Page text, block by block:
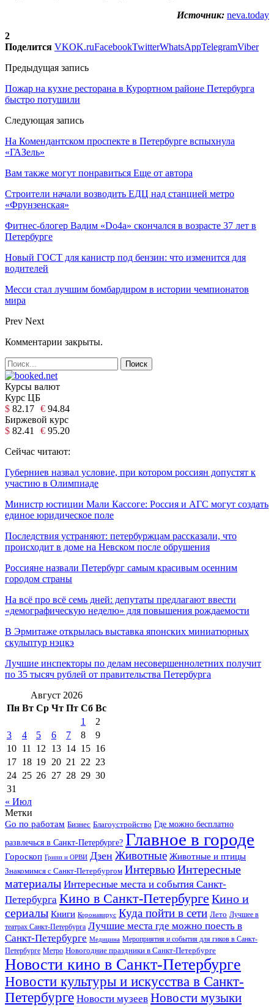
Источник: neva.today
2
Поделится VKOK.ruFacebookTwitterWhatsAppTelegramViber
Предыдущая запись
Пожар на кухне ресторана в Курортном районе Петербурга
быстро потушили
Следующая запись
На Комендантском проспекте в Петербурге вспыхнула
«ГАЗель»
Вам также могут понравиться Еще от автора
Строители начали возводить ЕДЦ над станцией метро
«Фрунзенская»
Фитнес-блогер Вадим «Do4a» скончался в возрасте 37 лет в
Петербурге
Новый ГОСТ для канистр под бензин: что изменится для
водителей
Месси стал лучшим бомбардиром в истории чемпионатов
мира
Prev Next
Комментарии закрыты.
Курсы валют
Курс ЦБ
$ 82.17 € 94.84
Биржевой курс
$ 82.41 € 95.20
Сейчас читают:
Губерниев назвал условие, при котором россиян допустят к
участию в Олимпиаде
Министр юстиции Мали Кассоге: Россия и АГС могут создать
единое юридическое поле
Последствия устраняют: петербуржцам рассказали, что
происходит в доме на Невском после обрушения
Россияне назвали Петербург самым красивым осенним
городом страны
На всё про всё семь дней: депутаты предлагают ввести
«демографическую неделю» для повышения рождаемости
В Эрмитаже открылась выставка японских миниатюрных
скульптур нэцкэ
Лучшие инспекторы по делам несовершеннолетних получит
по 35 тысяч рублей от правительства Петербурга
Август 2026
Пн Вт Ср Чт Пт Сб Вс
1
2
3
4 5 6 7 8
9
10 11 12 13 14 15 16
17 18 19 20 21 22 23
24 25 26 27 28 29 30
31
« Июл
Метки
Go по работам Бизнес Благоустройство Где можно бесплатно
развлечься в Санкт-Петербурге? Главное в городе
Гороскоп Грипп и ОРВИ Дзен Животные Животные и птицы
Знакомимся с Санкт-Петербургом ИнтервьюИнтересные
материалы Интересные места и события Санкт-
Петербурга Кино в Санкт-Петербурге Кино и
сериалы Книги Коронавирус Куда пойти в сети Лето Лучшее в
театрах Санкт-Петербурга Лучшие места где можно поесть в
Санкт-Петербурге Медицина Мероприятия и события для гиков в Санкт-
Петербурге Метро Новогодние праздники в Санкт-Петербурге
Новости кино в Санкт-Петербурге
Новости культуры и искусства в Санкт-
Петербурге Новости музеев Новости музыки